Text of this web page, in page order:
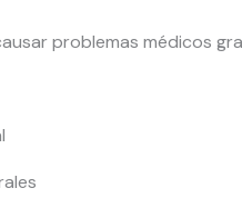
problemas médicos